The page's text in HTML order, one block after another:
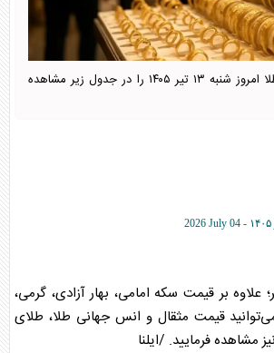
قیمت سکه و قیمت طلا امروز شنبه ۱۳ تیر ۱۴۰۵ را در جدول زیر مشاهده
2026 July 04
علاوه بر قیمت سکه امامی، بهار آزادی، گرمی،
قیمت مثقال و انس جهانی طلا، طلای
مشاهده فرمایید. /ایلنا